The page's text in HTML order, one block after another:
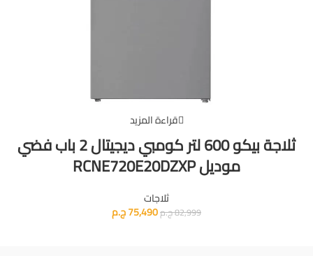
قراءة المزيد
ثلاجة بيكو 600 لتر كومبي ديجيتال 2 باب فضي
موديل RCNE720E20DZXP
ثلاجات
82,999ج.م75,490ج.م